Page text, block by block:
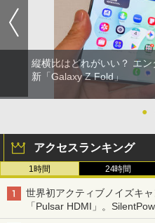
縦横比はどれがいい？ エ
新「Galaxy Z Fold」
●
アクセスランキング
1時間 24時間
世界初アクティブノイズキ
「Pulsar HDMI」。